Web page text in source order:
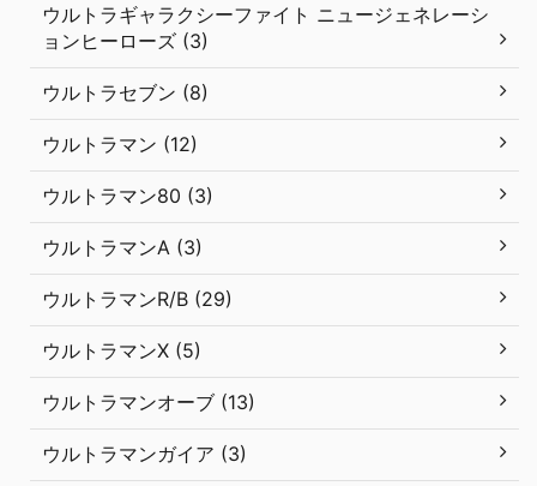
ウルトラギャラクシーファイト ニュージェネレーシ
ョンヒーローズ (3)
ウルトラセブン (8)
ウルトラマン (12)
ウルトラマン80 (3)
ウルトラマンA (3)
ウルトラマンR/B (29)
ウルトラマンX (5)
ウルトラマンオーブ (13)
ウルトラマンガイア (3)